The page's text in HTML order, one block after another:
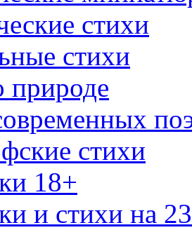
стихи
стихи
природе
стихи
18+
и стихи на